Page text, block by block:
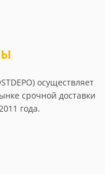
осуществляет
срочной доставки
года.